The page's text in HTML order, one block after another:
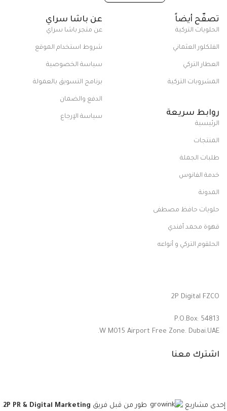
عن باشا سراي
عن متجر باشا سراي
شروط استخدام الموقع
سياسة الخصوصية
برنامج التسويق بالعمولة
الدفع والضمان
سياسة الإرجاع
تصفّح أيضاً
الحلويات التركية
الفلكلور العثماني
العطار التركي
المشروبات التركية
روابط سريعة
الرئيسية
المنتجات
طلبات الجملة
خدمة الفانوس
المدونة
حلويات حافظ مصطفى
قهوة محمد أفندي
الحلقوم التركي و أنواعه
2P Digital FZCO
P.O.Box: 54813
W M015 Airport Free Zone. Dubai.UAE.
اشترك معنا
إحدى مشاريع طور من قبل فريق 2P PR & Digital Marketing
.